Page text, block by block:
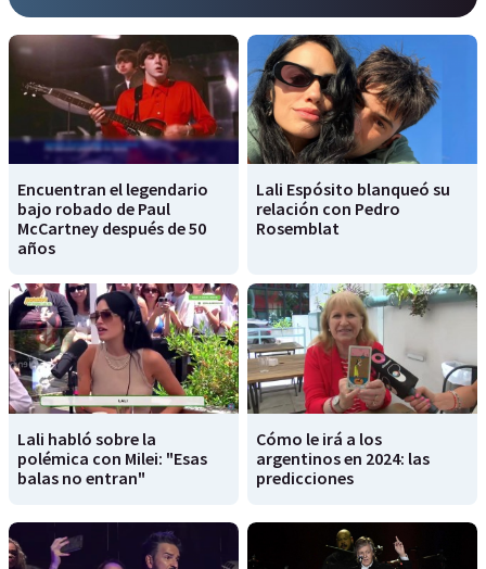
Encuentran el legendario
bajo robado de Paul
McCartney después de 50
años
Lali Espósito blanqueó su
relación con Pedro
Rosemblat
Lali habló sobre la
polémica con Milei: "Esas
balas no entran"
Cómo le irá a los
argentinos en 2024: las
predicciones